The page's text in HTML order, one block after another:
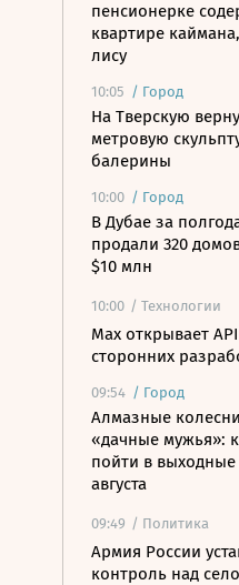
пенсионерке
квартире
лису
10:05 / Город
На Тверскую
метровую
балерины
10:00 / Город
В Дубае за
продали 320
$10 млн
10:00 / Технологии
Mах открывает
сторонних
09:54 / Город
Алмазные
«дачные мужья»:
пойти в выходные
августа
09:49 / Политика
Армия России
контроль над